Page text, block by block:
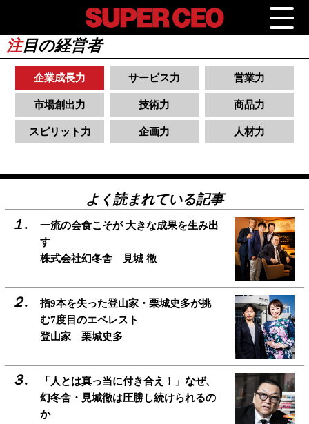
注目の経営者
企業成長力 サービス力 営業力
市場創出力 技術力 商品力
スピリット力 企画力 人材力
よく読まれている記事
一流の会食こそが 大きな成果を生み出
す
株式会社幻冬舎 見城 徹
指9本を失った登山家・栗城史多が挑
む7度目のエベレスト
登山家 栗城史多
「人とは真っ当に付き合え！」なぜ、
幻冬舎・見城徹は圧勝し続けられるの
か